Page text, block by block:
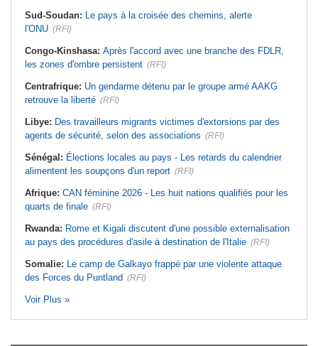
Sud-Soudan: Le pays à la croisée des chemins, alerte
l'ONU (RFI)
Congo-Kinshasa: Après l'accord avec une branche des FDLR,
les zones d'ombre persistent (RFI)
Centrafrique: Un gendarme détenu par le groupe armé AAKG
retrouve la liberté (RFI)
Libye: Des travailleurs migrants victimes d'extorsions par des
agents de sécurité, selon des associations (RFI)
Sénégal: Élections locales au pays - Les retards du calendrier
alimentent les soupçons d'un report (RFI)
Afrique: CAN féminine 2026 - Les huit nations qualifiés pour les
quarts de finale (RFI)
Rwanda: Rome et Kigali discutent d'une possible externalisation
au pays des procédures d'asile à destination de l'Italie (RFI)
Somalie: Le camp de Galkayo frappé par une violente attaque
des Forces du Puntland (RFI)
Voir Plus »